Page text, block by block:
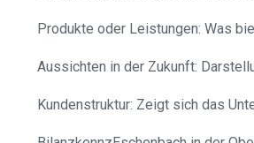
Produkte oder Leistungen: Was
Aussichten in der Zukunft:
Kundenstruktur: Zeigt sich das